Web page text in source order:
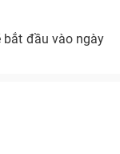
bắt đầu vào ngày